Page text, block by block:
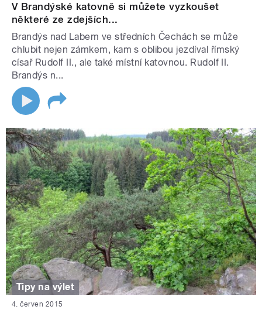
V Brandýské katovně si můžete vyzkoušet
některé ze zdejších...
Brandýs nad Labem ve středních Čechách se může
chlubit nejen zámkem, kam s oblibou jezdíval římský
císař Rudolf II., ale také místní katovnou. Rudolf II.
Brandýs n...
Tipy na výlet
4. červen 2015